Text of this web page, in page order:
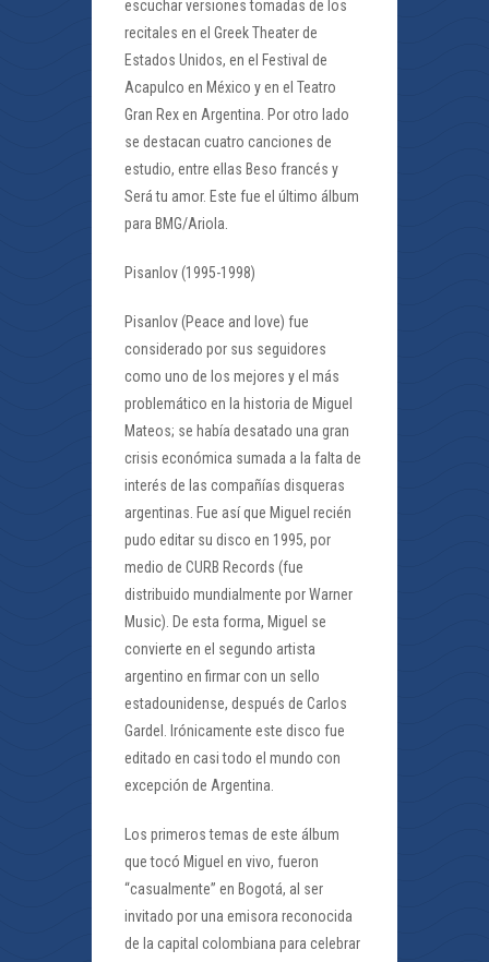
escuchar versiones tomadas de los
recitales en el Greek Theater de
Estados Unidos, en el Festival de
Acapulco en México y en el Teatro
Gran Rex en Argentina. Por otro lado
se destacan cuatro canciones de
estudio, entre ellas Beso francés y
Será tu amor. Este fue el último álbum
para BMG/Ariola.
Pisanlov (1995-1998)
Pisanlov (Peace and love) fue
considerado por sus seguidores
como uno de los mejores y el más
problemático en la historia de Miguel
Mateos; se había desatado una gran
crisis económica sumada a la falta de
interés de las compañías disqueras
argentinas. Fue así que Miguel recién
pudo editar su disco en 1995, por
medio de CURB Records (fue
distribuido mundialmente por Warner
Music). De esta forma, Miguel se
convierte en el segundo artista
argentino en firmar con un sello
estadounidense, después de Carlos
Gardel. Irónicamente este disco fue
editado en casi todo el mundo con
excepción de Argentina.
Los primeros temas de este álbum
que tocó Miguel en vivo, fueron
“casualmente” en Bogotá, al ser
invitado por una emisora reconocida
de la capital colombiana para celebrar